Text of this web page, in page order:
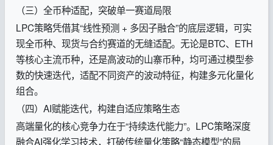
（三）全币种适配，突破单一赛道局限
LPC策略凭借其“线性预测 + 多因子融合”的底层逻辑，可实
现全币种、现货与合约赛道的无缝适配。无论是BTC、ETH
等核心主流币种，还是高波动的山寨币种，均可通过模型参
数的快速迭代，适配不同资产的波动特征，构建多元化量化
组合。
（四）AI赋能迭代，构建自适应策略生态
高端量化的核心竞争力在于“持续迭代能力”。LPC策略深度
融合AI强化学习技术，打破传统量化策略“静态模型”的局